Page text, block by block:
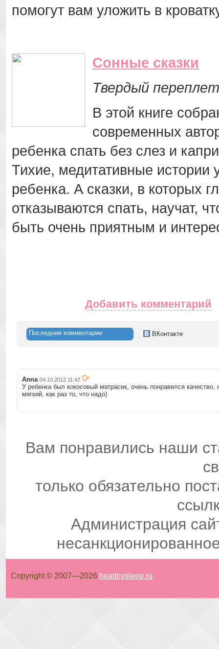
помогут вам уложить в
Сонные сказки
Твердый
В этой книге
современных
ребенка спать без слез и
Тихие, медитативные истории
ребенка. А сказки, в которых
отказываются спать, научат,
быть очень приятным и
Добавить комментарий
Последние комментарии ВКонтакте
Anna 04.10.2012 11:42
У ребенка был кокосовый матрасик, очень понравился качество,
мягкий, как раз то, что надо)
Вам понравились наши
только обязательно
Администрация
Copyright © 2007—2026 healthysleep.ru